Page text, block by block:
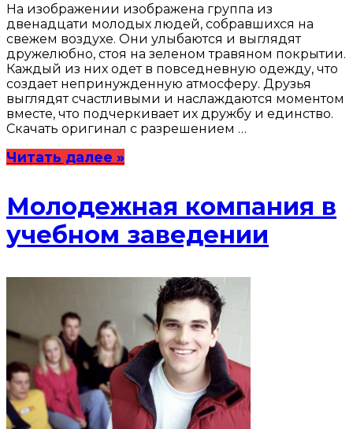
На изображении изображена группа из
двенадцати молодых людей, собравшихся на
свежем воздухе. Они улыбаются и выглядят
дружелюбно, стоя на зеленом травяном покрытии.
Каждый из них одет в повседневную одежду, что
создает непринужденную атмосферу. Друзья
выглядят счастливыми и наслаждаются моментом
вместе, что подчеркивает их дружбу и единство.
Скачать оригинал с разрешением …
Читать далее »
Молодежная компания в
учебном заведении